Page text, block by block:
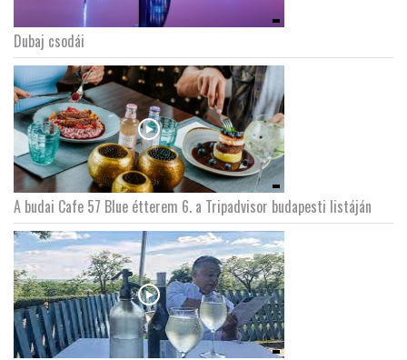
Dubaj csodái
A budai Cafe 57 Blue étterem 6. a Tripadvisor budapesti listáján